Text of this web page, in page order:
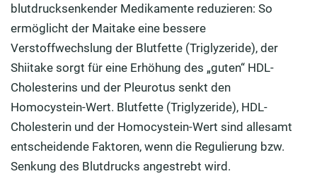
blutdrucksenkender Medikamente reduzieren: So
ermöglicht der Maitake eine bessere
Verstoffwechslung der Blutfette (Triglyzeride), der
Shiitake sorgt für eine Erhöhung des „guten“ HDL-
Cholesterins und der Pleurotus senkt den
Homocystein-Wert. Blutfette (Triglyzeride), HDL-
Cholesterin und der Homocystein-Wert sind allesamt
entscheidende Faktoren, wenn die Regulierung bzw.
Senkung des Blutdrucks angestrebt wird.